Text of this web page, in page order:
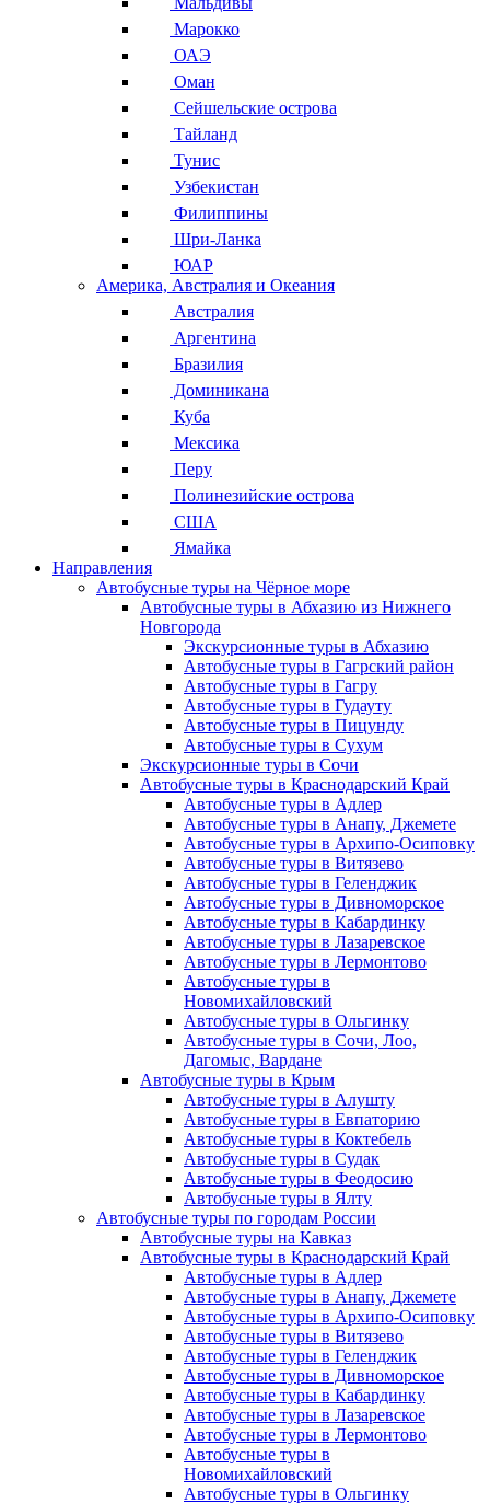
Марокко
ОАЭ
Оман
Сейшельские острова
Тайланд
Тунис
Узбекистан
Филиппины
Шри-Ланка
ЮАР
Америка, Австралия и Океания
Австралия
Аргентина
Бразилия
Доминикана
Куба
Мексика
Перу
Полинезийские острова
США
Ямайка
Направления
Автобусные туры на Чёрное море
Автобусные туры в Абхазию из Нижнего
Новгорода
Экскурсионные туры в Абхазию
Автобусные туры в Гагрский район
Автобусные туры в Гагру
Автобусные туры в Гудауту
Автобусные туры в Пицунду
Автобусные туры в Сухум
Экскурсионные туры в Сочи
Автобусные туры в Краснодарский Край
Автобусные туры в Адлер
Автобусные туры в Анапу, Джемете
Автобусные туры в Архипо-Осиповку
Автобусные туры в Витязево
Автобусные туры в Геленджик
Автобусные туры в Дивноморское
Автобусные туры в Кабардинку
Автобусные туры в Лазаревское
Автобусные туры в Лермонтово
Автобусные туры в
Новомихайловский
Автобусные туры в Ольгинку
Автобусные туры в Сочи, Лоо,
Дагомыс, Вардане
Автобусные туры в Крым
Автобусные туры в Алушту
Автобусные туры в Евпаторию
Автобусные туры в Коктебель
Автобусные туры в Судак
Автобусные туры в Феодосию
Автобусные туры в Ялту
Автобусные туры по городам России
Автобусные туры на Кавказ
Автобусные туры в Краснодарский Край
Автобусные туры в Адлер
Автобусные туры в Анапу, Джемете
Автобусные туры в Архипо-Осиповку
Автобусные туры в Витязево
Автобусные туры в Геленджик
Автобусные туры в Дивноморское
Автобусные туры в Кабардинку
Автобусные туры в Лазаревское
Автобусные туры в Лермонтово
Автобусные туры в
Новомихайловский
Автобусные туры в Ольгинку